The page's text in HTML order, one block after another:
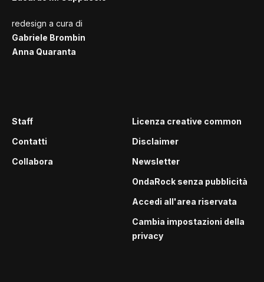
redesign a cura di
Gabriele Brombin
Anna Quaranta
Staff
Contatti
Collabora
Licenza creative common
Disclaimer
Newsletter
OndaRock senza pubblicità
Accedi all'area riservata
Cambia impostazioni della
privacy